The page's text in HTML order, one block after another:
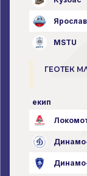
MSTU
ГЕОТЕК
екип